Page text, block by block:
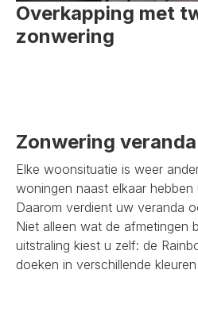
Overkapping met
zonwering
Zonwering
Elke woonsituatie is weer
woningen naast elkaar hebben
Daarom verdient uw veranda
Niet alleen wat de afmetingen
uitstraling kiest u zelf: de
doeken in verschillende